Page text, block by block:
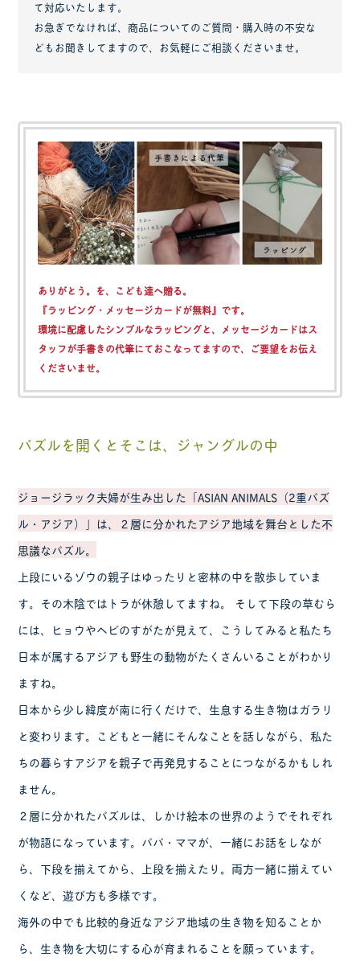
て対応いたします。
お急ぎでなければ、商品についてのご質問・購入時の不安な
どもお聞きしてますので、お気軽にご相談くださいませ。
ありがとう。を、こども達へ贈る。
『ラッピング・メッセージカードが無料』 です。
環境に配慮したシンプルなラッピングと、メッセージカードはス
タッフが手書きの代筆にておこなってますので、ご要望をお伝え
くださいませ。
パズルを開くとそこは、ジャングルの中
ジョージラック夫婦が生み出した「ASIAN ANIMALS（2重パズ
ル・アジア）」は、２層に分かれたアジア地域を舞台とした不
思議なパズル。
上段にいるゾウの親子はゆったりと密林の中を散歩していま
す。その木陰ではトラが休憩してますね。 そして下段の草むら
には、ヒョウやヘビのすがたが見えて、こうしてみると私たち
日本が属するアジアも野生の動物がたくさんいることがわかり
ますね。
日本から少し緯度が南に行くだけで、生息する生き物はガラリ
と変わります。こどもと一緒にそんなことを話しながら、私た
ちの暮らすアジアを親子で再発見することにつながるかもしれ
ません。
２層に分かれたパズルは、しかけ絵本の世界のようでそれぞれ
が物語になっています。パパ・ママが、一緒にお話をしなが
ら、下段を揃えてから、上段を揃えたり。両方一緒に揃えてい
くなど、遊び方も多様です。
海外の中でも比較的身近なアジア地域の生き物を知ることか
ら、生き物を大切にする心が育まれることを願っています。